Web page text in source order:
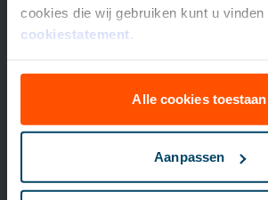
cookies die wij gebruiken kunt u vinden
cookiestatement.
Alle cookies toestaan
Aanpassen
Vergelijk beleggingsfondsen
Lijfrente opbouwen
Particulier Pensioen Plan
Scildon Easy B